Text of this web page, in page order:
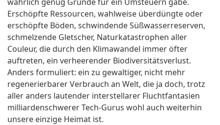
Erschöpfte Ressourcen, wahlweise überdüngte oder
erschöpfte Böden, schwindende Süßwasserreserven,
schmelzende Gletscher, Naturkatastrophen aller
Couleur, die durch den Klimawandel immer öfter
auftreten, ein verheerender Biodiversitätsverlust.
Anders formuliert: ein zu gewaltiger, nicht mehr
regenerierbarer Verbrauch an Welt, die ja doch, trotz
aller anders lautender interstellarer Fluchtfantasien
milliardenschwerer Tech-Gurus wohl auch weiterhin
unsere einzige Heimat ist.